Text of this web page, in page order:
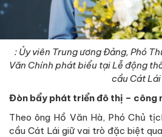
: Ủy viên Trung ương Đảng, Phó
Văn Chính phát biểu tại Lễ động
cầu Cát Lái
Đòn bẩy phát triển đô thị – công
Theo ông Hồ Văn Hà, Phó Chủ
cầu Cát Lái giữ vai trò đặc biệt